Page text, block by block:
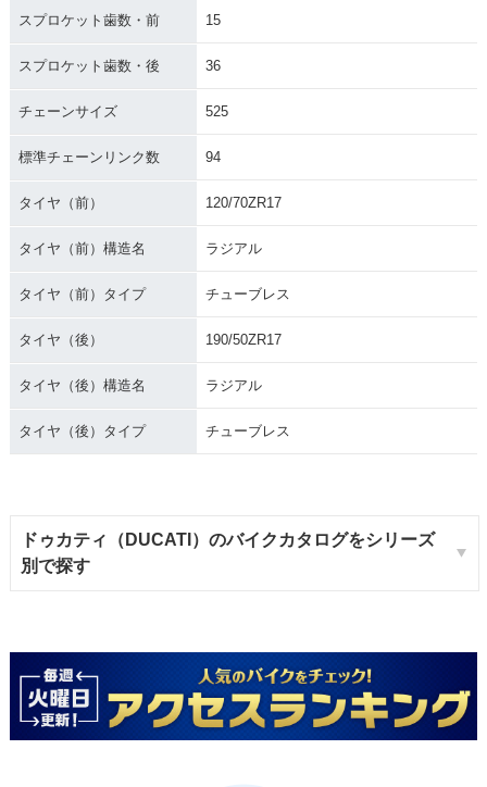
スプロケット歯数・前 15
スプロケット歯数・後 36
チェーンサイズ 525
標準チェーンリンク数 94
タイヤ（前） 120/70ZR17
タイヤ（前）構造名 ラジアル
タイヤ（前）タイプ チューブレス
タイヤ（後） 190/50ZR17
タイヤ（後）構造名 ラジアル
タイヤ（後）タイプ チューブレス
ドゥカティ（DUCATI）のバイクカタログをシリーズ
別で探す